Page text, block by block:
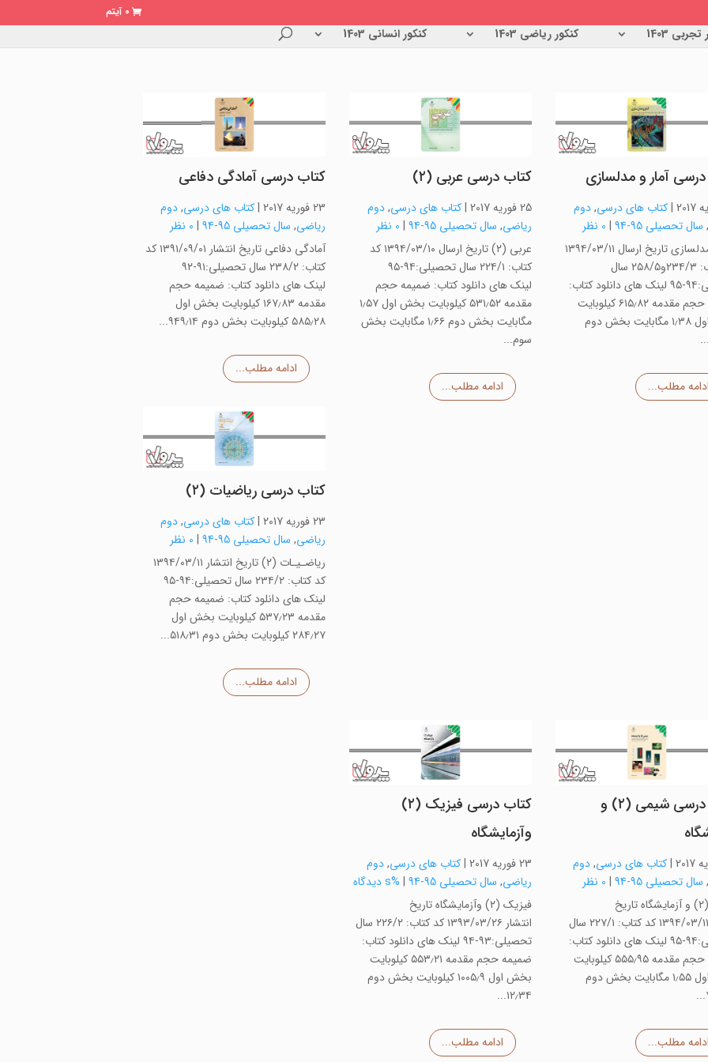
0 آیتم
1403 کنکور ریاضی 1403 کنکور انسانی 1403
آمار و مدلسازی
|کتاب های درسی,دوم
, سال تحصیلی 95-94 | 0 نظر
آمار و مدلسازی تاریخ ارسال ۱۳۹۴/۰۳/۱۱
کد کتاب: ۲۳۴/۳و۲۵۸/۵ سال
تحصیلی:۹۴-۹۵ لینک های دانلود کتاب:
ضمیمه حجم مقدمه ۶۱۵٫۸۲ کیلوبایت
بخش اول ۱٫۳۸ مگابایت بخش دوم
ادامه مطلب...
کتاب درسی عربی (۲)
25 فوریه 2017 |کتاب های درسی,دوم
ریاضی, سال تحصیلی 95-94 | 0 نظر
عربی (۲) تاریخ ارسال ۱۳۹۴/۰۳/۱۰ کد
کتاب: ۲۲۴/۱ سال تحصیلی:۹۴-۹۵
لینک های دانلود کتاب: ضمیمه حجم
مقدمه ۵۳۱٫۵۲ کیلوبایت بخش اول ۱٫۵۷
مگابایت بخش دوم ۱٫۶۶ مگابایت بخش
سوم...
ادامه مطلب...
کتاب درسی آمادگی دفاعی
23 فوریه 2017 |کتاب های درسی,دوم
ریاضی, سال تحصیلی 95-94 | 0 نظر
آمادگی دفاعی تاریخ انتشار ۱۳۹۱/۰۹/۰۱ کد
کتاب: ۲۳۸/۲ سال تحصیلی:۹۱-۹۲
لینک های دانلود کتاب: ضمیمه حجم
مقدمه ۱۶۷٫۸۳ کیلوبایت بخش اول
۵۸۵٫۲۸ کیلوبایت بخش دوم ۹۴۹٫۱۴...
ادامه مطلب...
کتاب درسی ریاضیات (۲)
23 فوریه 2017 |کتاب های درسی,دوم
ریاضی, سال تحصیلی 95-94 | 0 نظر
ریاضـیـات (۲) تاریخ انتشار ۱۳۹۴/۰۳/۱۱
کد کتاب: ۲۳۴/۲ سال تحصیلی:۹۴-۹۵
لینک های دانلود کتاب: ضمیمه حجم
مقدمه ۵۳۷٫۲۳ کیلوبایت بخش اول
۲۸۴٫۲۷ کیلوبایت بخش دوم ۵۱۸٫۳۱...
ادامه مطلب...
کتاب درسی شیمی (۲) و
|کتاب های درسی,دوم
, سال تحصیلی 95-94 | 0 نظر
شیمی (۲) و آزمایشگاه تاریخ
انتشار ۱۳۹۴/۰۳/۱۱ کد کتاب: ۲۲۷/۱ سال
تحصیلی:۹۴-۹۵ لینک های دانلود کتاب:
ضمیمه حجم مقدمه ۵۵۵٫۹۵ کیلوبایت
بخش اول ۱٫۵۵ مگابایت بخش دوم
ادامه مطلب...
کتاب درسی فیزیک (۲)
وآزمایشگاه
23 فوریه 2017 |کتاب های درسی,دوم
ریاضی, سال تحصیلی 95-94 | %s دیدگاه
فیزیک (۲) وآزمایشگاه تاریخ
انتشار ۱۳۹۳/۰۳/۲۶ کد کتاب: ۲۲۶/۲ سال
تحصیلی:۹۳-۹۴ لینک های دانلود کتاب:
ضمیمه حجم مقدمه ۵۵۳٫۲۱ کیلوبایت
بخش اول ۱۰۰۵٫۹ کیلوبایت بخش دوم
۱۲٫۳۴...
ادامه مطلب...